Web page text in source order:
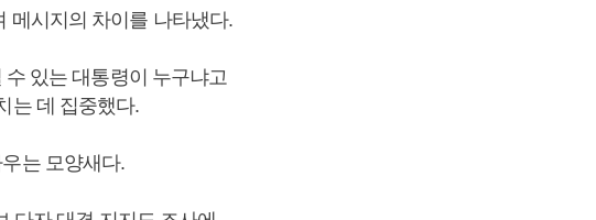
메시지의 차이를 나타냈다.
있는 대통령이 누구냐고
는 데 집중했다.
는 모양새다.